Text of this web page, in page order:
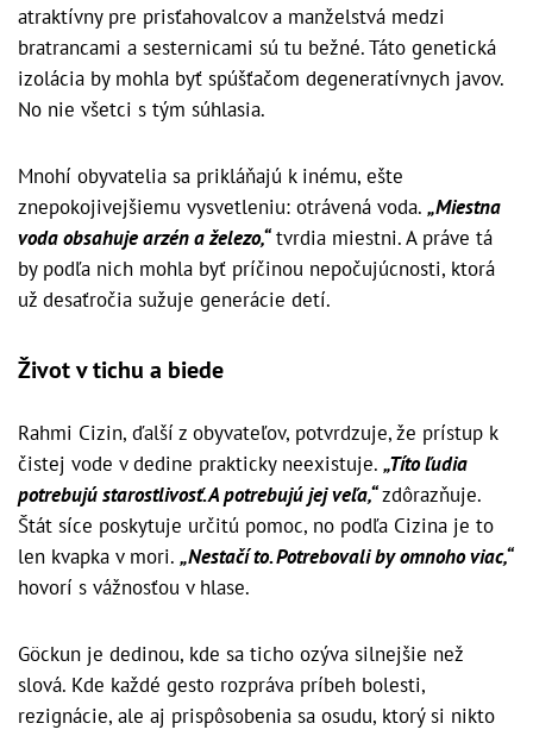
atraktívny pre prisťahovalcov a manželstvá medzi
bratrancami a sesternicami sú tu bežné. Táto genetická
izolácia by mohla byť spúšťačom degeneratívnych javov.
No nie všetci s tým súhlasia.
Mnohí obyvatelia sa prikláňajú k inému, ešte
znepokojivejšiemu vysvetleniu: otrávená voda. „Miestna
voda obsahuje arzén a železo,“tvrdia miestni. A práve tá
by podľa nich mohla byť príčinou nepočujúcnosti, ktorá
už desaťročia sužuje generácie detí.
Život v tichu a biede
Rahmi Cizin, ďalší z obyvateľov, potvrdzuje, že prístup k
čistej vode v dedine prakticky neexistuje. „Títo ľudia
potrebujú starostlivosť. A potrebujú jej veľa,“zdôrazňuje.
Štát síce poskytuje určitú pomoc, no podľa Cizina je to
len kvapka v mori. „Nestačí to. Potrebovali by omnoho viac,“
hovorí s vážnosťou v hlase.
Göckun je dedinou, kde sa ticho ozýva silnejšie než
slová. Kde každé gesto rozpráva príbeh bolesti,
rezignácie, ale aj prispôsobenia sa osudu, ktorý si nikto